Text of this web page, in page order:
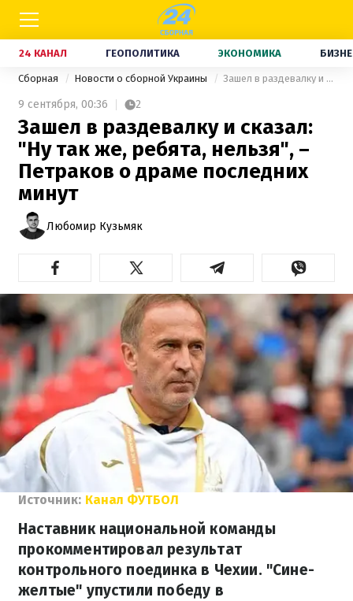
24 КАНАЛ ГЕОПОЛИТИКА ЭКОНОМИКА
Сборная Новости о сборной Украины Зашел в раздевалку и сказал: "Ну так же, ребята, нельзя", – Петраков о драме последних минут
9 сентября, 00:36 2
Зашел в раздевалку и сказал:
"Ну так же, ребята, нельзя", –
Петраков о драме последних
минут
Любомир Кузьмяк
Источник: Канал ФУТБОЛ
Наставник национальной команды
прокомментировал результат
контрольного поединка в Чехии. "Сине-
желтые" упустили победу в